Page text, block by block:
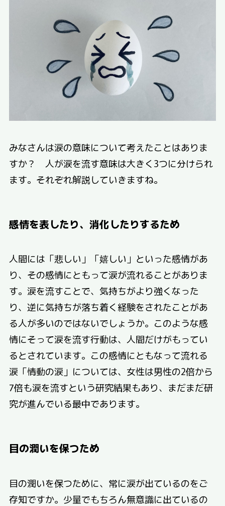
みなさんは涙の意味について考えたことはありま
すか？ 人が涙を流す意味は大きく3つに分けられ
ます。それぞれ解説していきますね。
感情を表したり、消化したりするため
人間には「悲しい」「嬉しい」といった感情があ
り、その感情にともって涙が流れることがありま
す。涙を流すことで、気持ちがより強くなった
り、逆に気持ちが落ち着く経験をされたことがあ
る人が多いのではないでしょうか。このような感
情にそって涙を流す行動は、人間だけがもってい
るとされています。この感情にともなって流れる
涙「情動の涙」については、女性は男性の2倍から
7倍も涙を流すという研究結果もあり、まだまだ研
究が進んでいる最中であります。
目の潤いを保つため
目の潤いを保つために、常に涙が出ているのをご
存知ですか。少量でもちろん無意識に出ているの